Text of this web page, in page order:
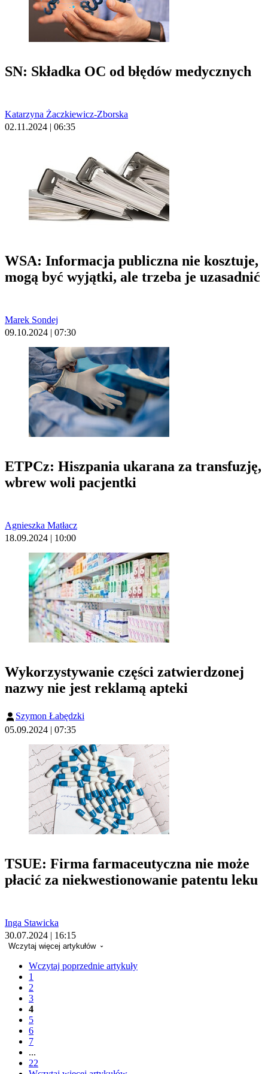
SN: Składka OC od błędów medycznych
Katarzyna Żaczkiewicz-Zborska
02.11.2024 | 06:35
WSA: Informacja publiczna nie kosztuje,
mogą być wyjątki, ale trzeba je uzasadnić
Marek Sondej
09.10.2024 | 07:30
ETPCz: Hiszpania ukarana za transfuzję,
wbrew woli pacjentki
Agnieszka Matłacz
18.09.2024 | 10:00
Wykorzystywanie części zatwierdzonej
nazwy nie jest reklamą apteki
Szymon Łabędzki
05.09.2024 | 07:35
TSUE: Firma farmaceutyczna nie może
płacić za niekwestionowanie patentu leku
Inga Stawicka
30.07.2024 | 16:15
Wczytaj więcej artykułów
Wczytaj poprzednie artykuły
1
2
3
4
5
6
7
...
22